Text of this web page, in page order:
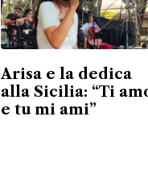
Arisa e la dedica
alla Sicilia: “Ti
e tu mi ami”